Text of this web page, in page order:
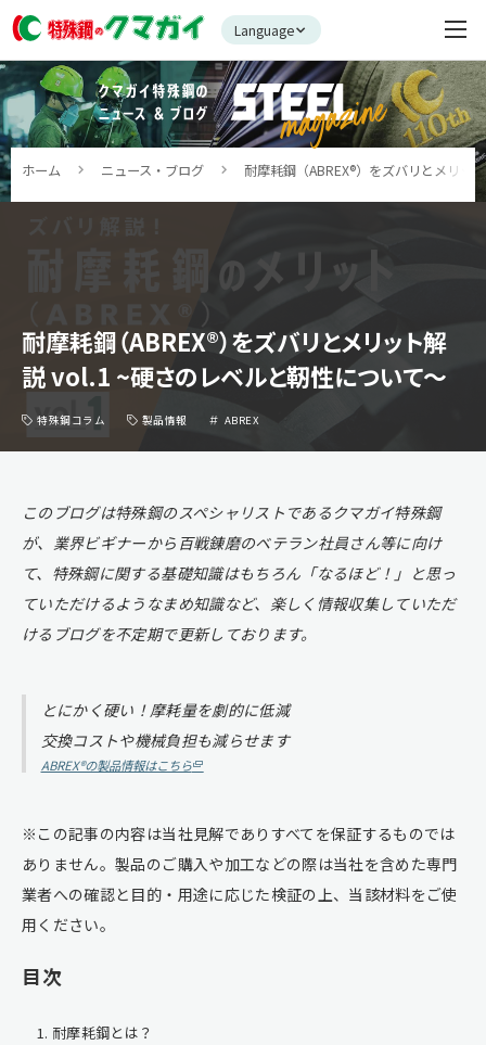
Language
ホーム ニュース・ブログ 耐摩耗鋼（ABREX®︎）をズバリとメリッ
耐摩耗鋼（ABREX®︎）をズバリとメリット解
説 vol.1 ~硬さのレベルと靭性について～
特殊鋼コラム 製品情報 ABREX
このブログは特殊鋼のスペシャリストであるクマガイ特殊鋼
が、業界ビギナーから百戦錬磨のベテラン社員さん等に向け
て、特殊鋼に関する基礎知識はもちろん「なるほど！」と思っ
ていただけるようなまめ知識など、楽しく情報収集していただ
けるブログを不定期で更新しております。
とにかく硬い！摩耗量を劇的に低減
交換コストや機械負担も減らせます
ABREX®︎の製品情報はこちら
※この記事の内容は当社見解でありすべてを保証するものでは
ありません。製品のご購入や加工などの際は当社を含めた専門
業者への確認と目的・用途に応じた検証の上、当該材料をご使
用ください。
目次
耐摩耗鋼とは？